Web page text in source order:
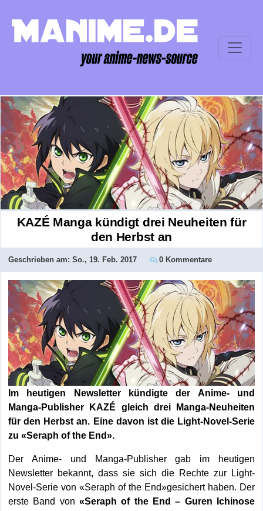
KAZÉ Manga kündigt drei Neuheiten für
den Herbst an
Geschrieben am: So., 19. Feb. 2017 0 Kommentare
Im heutigen Newsletter kündigte der Anime- und
Manga-Publisher KAZÉ gleich drei Manga-Neuheiten
für den Herbst an. Eine davon ist die Light-Novel-Serie
zu «Seraph of the End».
Der Anime- und Manga-Publisher gab im heutigen
Newsletter bekannt, dass sie sich die Rechte zur Light-
Novel-Serie von «Seraph of the End»gesichert haben. Der
erste Band von «Seraph of the End – Guren Ichinose